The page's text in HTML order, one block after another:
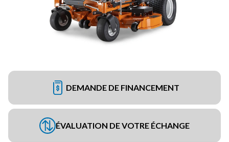
DEMANDE DE FINANCEMENT
ÉVALUATION DE VOTRE ÉCHANGE